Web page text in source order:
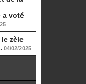
a voté
zèle
04/02/2025